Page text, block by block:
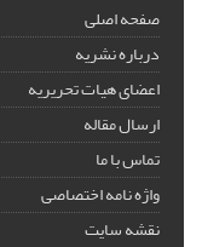
صفحه اصلی
درباره نشریه
اعضای هیات تحریریه
ارسال مقاله
تماس با ما
واژه نامه اختصاصی
نقشه سایت